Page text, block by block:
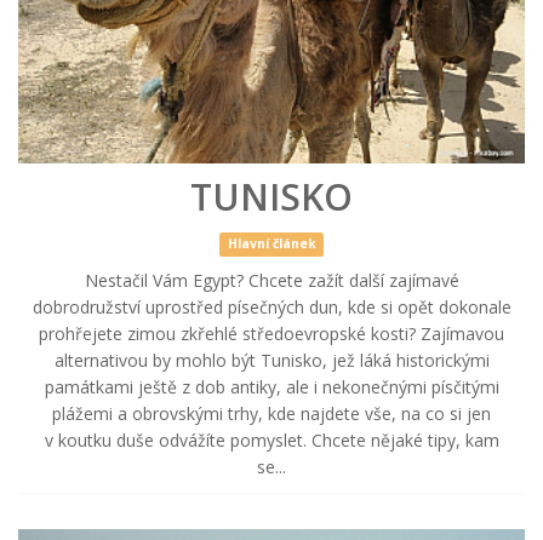
TUNISKO
Hlavní článek
Nestačil Vám Egypt? Chcete zažít další zajímavé
dobrodružství uprostřed písečných dun, kde si opět dokonale
prohřejete zimou zkřehlé středoevropské kosti? Zajímavou
alternativou by mohlo být Tunisko, jež láká historickými
památkami ještě z dob antiky, ale i nekonečnými písčitými
plážemi a obrovskými trhy, kde najdete vše, na co si jen
v koutku duše odvážíte pomyslet. Chcete nějaké tipy, kam
se...